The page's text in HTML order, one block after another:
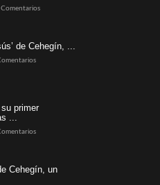
de Cehegín, ...
primer
...
Cehegín, un